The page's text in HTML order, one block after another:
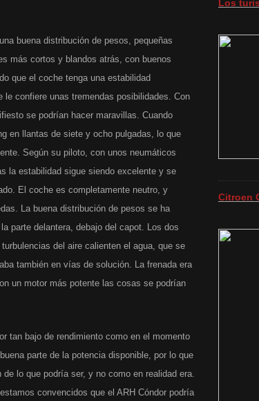
buena distribución de pesos, pequeñas
más cortos y blandos atrás, con buenos
que el coche tenga una estabilidad
confiere unas tremendas posibilidades. Con
se podrían hacer maravillas. Cuando
en llantas de siete y ocho pulgadas, lo que
Según su piloto, con unos neumáticos
la estabilidad sigue siendo excelente y se
El coche es completamente neutro, y
La buena distribución de pesos se ha
parte delantera, debajo del capot. Los dos
del aire calienten el agua, que se
también en vías de solución. La frenada era
un motor más potente las cosas se podrían
tan bajo de rendimiento como en el momento
parte de la potencia disponible, por lo que
lo que podría ser, y no como en realidad era.
convencidos que el ARH Cóndor podría
Los
Citroen